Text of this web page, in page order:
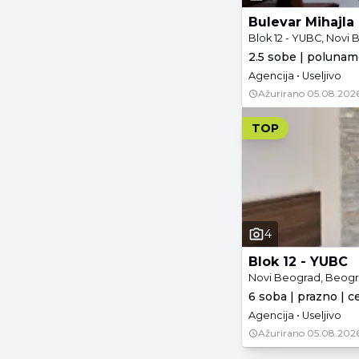
Bulevar Mihajla
Blok 12 - YUBC,
2.5 sobe |
Agencija • Useljivo
Ažurirano
TOP
4
Blok 12 - YUBC
Novi Beograd,
6 soba | prazno |
Agencija • Useljivo
Ažurirano